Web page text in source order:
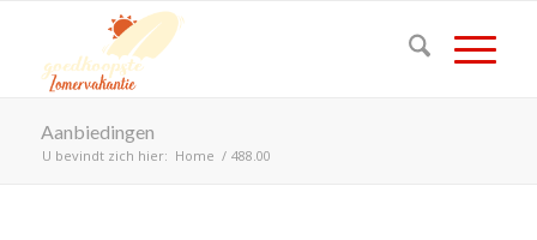
Aanbiedingen
U bevindt zich hier: Home / 488.00